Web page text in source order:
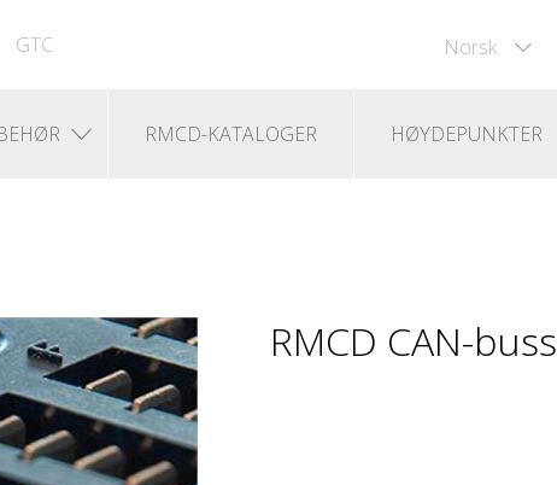
Norsk
GTC
RMCD-KATALOGER HØYDEPUNKTER
RMCD CAN-buss